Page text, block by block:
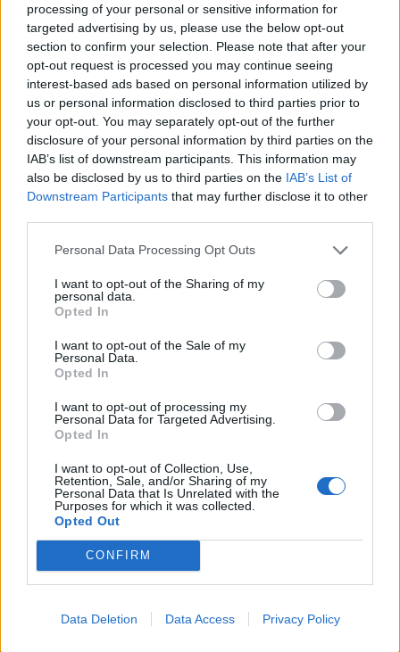
processing of your personal or sensitive information for
targeted advertising by us, please use the below opt-out
section to confirm your selection. Please note that after your
opt-out request is processed you may continue seeing
interest-based ads based on personal information utilized by
us or personal information disclosed to third parties prior to
your opt-out. You may separately opt-out of the further
disclosure of your personal information by third parties on the
IAB’s list of downstream participants. This information may
also be disclosed by us to third parties on the IAB’s List of
Downstream Participants that may further disclose it to other
Personal Data Processing Opt Outs
I want to opt-out of the Sharing of my
personal data.
Opted In
I want to opt-out of the Sale of my
Personal Data.
Opted In
I want to opt-out of processing my
Personal Data for Targeted Advertising.
Opted In
I want to opt-out of Collection, Use,
Retention, Sale, and/or Sharing of my
Personal Data that Is Unrelated with the
Purposes for which it was collected.
Opted Out
CONFIRM
Data Deletion Data Access Privacy Policy
Portfolio
2007. október 05. 10:41
Felfelé mozdultak az irányadó európai indexek ma
délelőtt, a középpontban a pénzügyi szektor áll az
ABN Amro felvásárlása és leminősítések nyomán.
A DAX és a CAC-40 0.1%-os, a FTSE-100 0.4 %-os
pluszban tartózkodik jelenleg. A délután folyamán
az amerikai munkaerőpiaci adatok mozgathatják
szerint a Royal Bank of Scotland már közel van a holland
társaság felvásárlásához. A Royal Bank of Scotland
árfolyama 0.3%-kal menetelt felfelé, a Santander 0.1%-ot
esett.Kapcsolódó cikkünk2007.10.05 08:55 A bankok
A keresett cikk a portfolio.hu hírarchívumához
tartozik, melynek olvasása előfizetéses
regisztrációhoz kötött.
Az előfizetés a következőket tartalmazza:
Portfolio.hu teljes cikkarchívum
Kötéslisták: BÉT elmúlt 2 év napon belüli